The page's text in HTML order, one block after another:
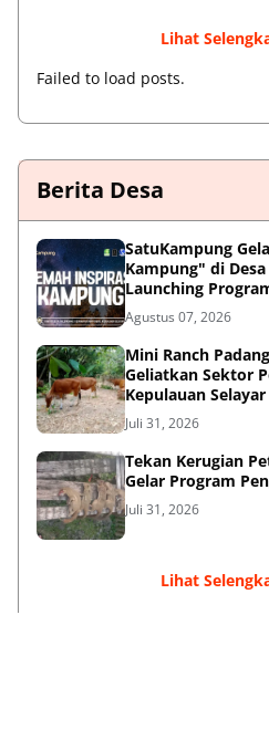
Lihat
Failed to load posts.
Berita Desa
SatuKampung
Kampung" di
Launching
Agustus 07, 2026
‎Mini Ranch
Geliatkan Sektor
Kepulauan Selayar ‎
Juli 31, 2026
Tekan Kerugian
Gelar Program
Juli 31, 2026
Lihat